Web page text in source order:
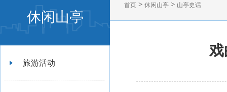
休闲山亭
旅游活动
首页 > 休闲山亭 > 山亭史话